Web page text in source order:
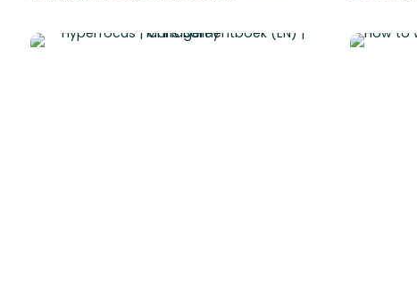
verlanglijst
verlanglijst